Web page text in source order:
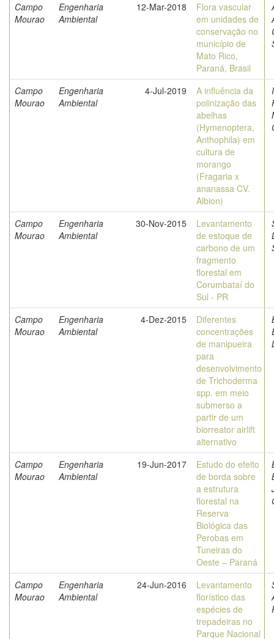
Campo
Mourao
Engenharia
Ambiental
12-Mar-2018
Flora vascular
em unidades de
conservação no
município de
Mato Rico,
Paraná, Brasil
Campo
Mourao
Engenharia
Ambiental
4-Jul-2019
A influência da
polinização das
abelhas
(Hymenoptera,
Anthophila) em
cultura de
morango
(Fragaria x
ananassa CV.
Albion)
Campo
Mourao
Engenharia
Ambiental
30-Nov-2015
Levantamento
de estoque de
carbono de um
fragmento
florestal em
Corumbataí do
Sul - PR
Campo
Mourao
Engenharia
Ambiental
4-Dez-2015
Diferentes
concentrações
de manipueira
para
desenvolvimento
de Trichoderma
spp. em meio
submerso a
partir de um
biorreator airlift
alternativo
Campo
Mourao
Engenharia
Ambiental
19-Jun-2017
Estudo do efeito
de borda sobre
a estrutura
florestal na
Reserva
Biológica das
Perobas em
Tuneiras do
Oeste – Paraná
Campo
Mourao
Engenharia
Ambiental
24-Jun-2016
Levantamento
florístico das
espécies de
trepadeiras no
Parque Nacional